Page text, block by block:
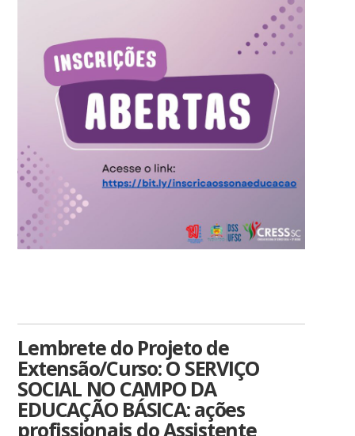
Lembrete do Projeto de
Extensão/Curso: O SERVIÇO
SOCIAL NO CAMPO DA
EDUCAÇÃO BÁSICA: ações
profissionais do Assistente